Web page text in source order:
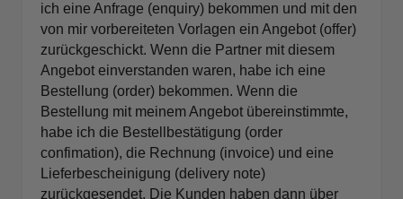
ich eine Anfrage (enquiry) bekommen und mit den
von mir vorbereiteten Vorlagen ein Angebot (offer)
zurückgeschickt. Wenn die Partner mit diesem
Angebot einverstanden waren, habe ich eine
Bestellung (order) bekommen. Wenn die
Bestellung mit meinem Angebot übereinstimmte,
habe ich die Bestellbestätigung (order
confimation), die Rechnung (invoice) und eine
Lieferbescheinigung (delivery note)
zurückgesendet. Die Kunden haben dann über